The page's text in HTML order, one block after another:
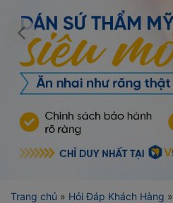
Trang chủ » Hỏi Đáp Khách Hàng »